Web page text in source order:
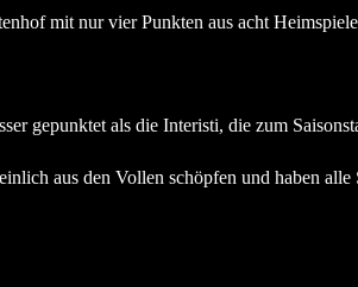
mit nur vier Punkten aus acht
gepunktet als die Interisti, die zum
aus den Vollen schöpfen und haben